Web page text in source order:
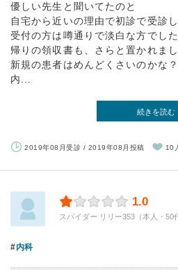
優しい先生と聞いてたのと
自宅から近いの理由で初診で受診
受付の方は噂通りで淡白な方でした
帰りの領収書も、さらと置かれま
新規の患者はめんどくさいのかな
内...
続きを読む
2019年08月受診 / 2019年08月投稿 10
1.0
スパイダー リリー353（本人・50
内科